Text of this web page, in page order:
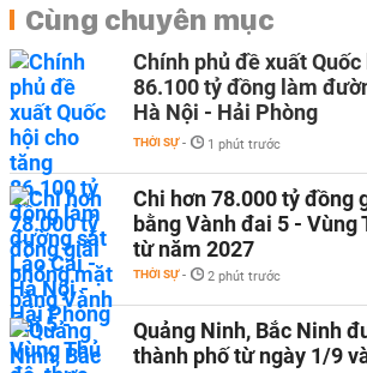
Cùng chuyên mục
Chính phủ đề xuất
86.100 tỷ đồng làm
Hà Nội - Hải Phòng
THỜI SỰ - 1 phút trước
Chi hơn 78.000 tỷ đồng
bằng Vành đai 5 - Vùng
từ năm 2027
THỜI SỰ - 2 phút trước
Quảng Ninh, Bắc Ninh
thành phố từ ngày 1/9